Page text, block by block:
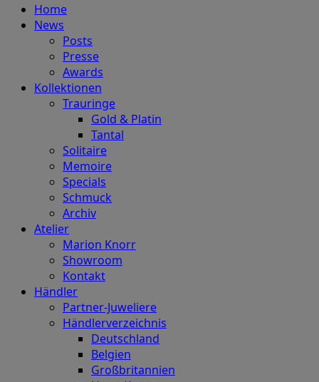
Home
News
Posts
Presse
Awards
Kollektionen
Trauringe
Gold & Platin
Tantal
Solitaire
Memoire
Specials
Schmuck
Archiv
Atelier
Marion Knorr
Showroom
Kontakt
Händler
Partner-Juweliere
Händlerverzeichnis
Deutschland
Belgien
Großbritannien